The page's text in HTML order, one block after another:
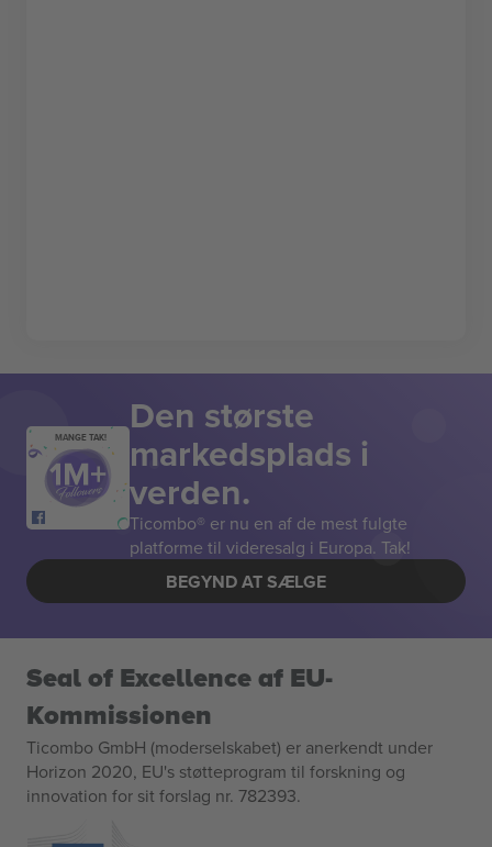
MANGE TAK! Den største
markedsplads i
verden.
Ticombo® er nu en af de mest fulgte
platforme til videresalg i Europa. Tak!
BEGYND AT SÆLGE
Seal of Excellence af EU-
Kommissionen
Ticombo GmbH (moderselskabet) er anerkendt under
Horizon 2020, EU's støtteprogram til forskning og
innovation for sit forslag nr. 782393.